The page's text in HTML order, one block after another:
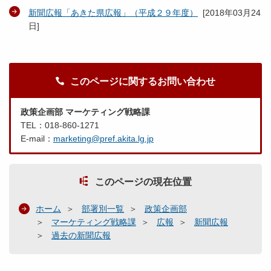
新聞広報「あきた県広報」（平成２９年度） [2018年03月24
日]
このページに関するお問い合わせ
政策企画部 マーケティング戦略課
TEL：018-860-1271
E-mail： marketing@pref.akita.lg.jp
このページの現在位置
ホーム 部署別一覧
政策企画部
マーケティング戦略課
広報
新聞広報
過去の新聞広報